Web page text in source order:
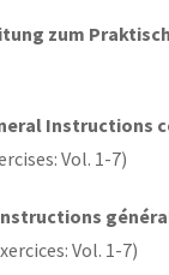
zum
Instructions
Vol. 1-7)
Vol. 1-7)